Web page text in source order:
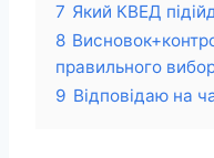
7 Який КВЕД
8
правильного
9 Відповідаю на